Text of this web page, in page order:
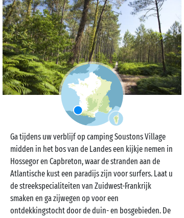
Ga tijdens uw verblijf op camping Soustons Village
midden in het bos van de Landes een kijkje nemen in
Hossegor en Capbreton, waar de stranden aan de
Atlantische kust een paradijs zijn voor surfers. Laat u
de streekspecialiteiten van Zuidwest-Frankrijk
smaken en ga zijwegen op voor een
ontdekkingstocht door de duin- en bosgebieden. De